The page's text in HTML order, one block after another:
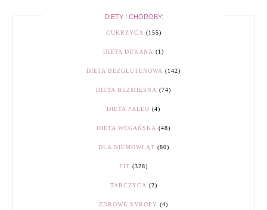
DIETY I CHOROBY:
CUKRZYCA (155)
DIETA DUKANA (1)
DIETA BEZGLUTENOWA (142)
DIETA BEZMIĘSNA (74)
DIETA PALEO (4)
DIETA WEGAŃSKA (48)
DLA NIEMOWLĄT (80)
FIT (328)
TARCZYCA (2)
ZDROWE SYROPY (4)